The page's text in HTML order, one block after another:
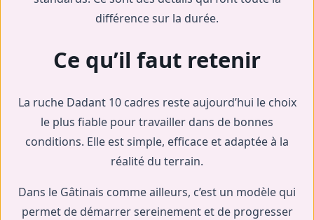
différence sur la durée.
Ce qu’il faut retenir
La ruche Dadant 10 cadres reste aujourd’hui le choix
le plus fiable pour travailler dans de bonnes
conditions. Elle est simple, efficace et adaptée à la
réalité du terrain.
Dans le Gâtinais comme ailleurs, c’est un modèle qui
permet de démarrer sereinement et de progresser